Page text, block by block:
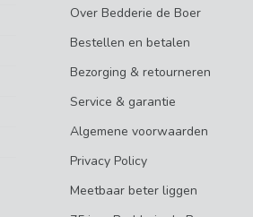
Over Bedderie de Boer
Bestellen en betalen
Bezorging & retourneren
Service & garantie
Algemene voorwaarden
Privacy Policy
Meetbaar beter liggen